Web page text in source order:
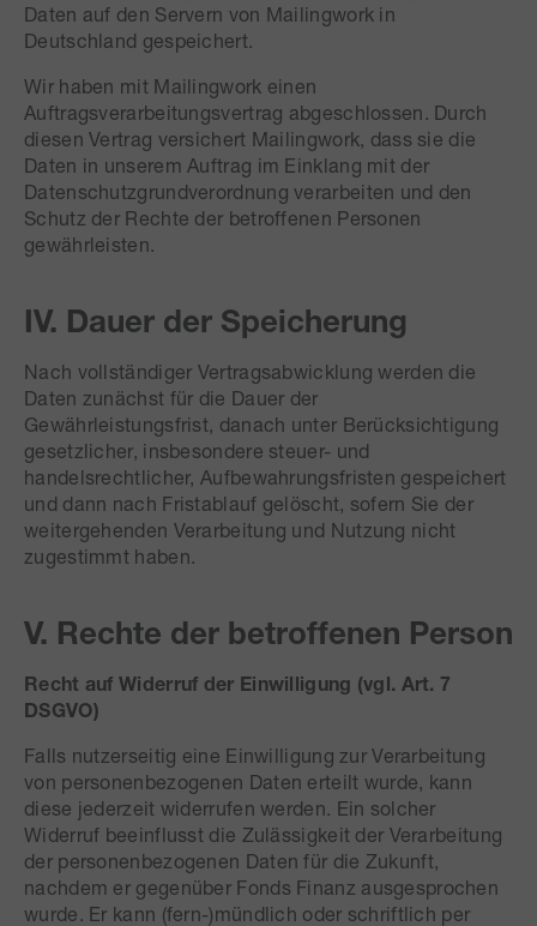
Daten auf den Servern von Mailingwork in
Deutschland gespeichert.
Wir haben mit Mailingwork einen
Auftragsverarbeitungsvertrag abgeschlossen. Durch
diesen Vertrag versichert Mailingwork, dass sie die
Daten in unserem Auftrag im Einklang mit der
Datenschutzgrundverordnung verarbeiten und den
Schutz der Rechte der betroffenen Personen
gewährleisten.
IV. Dauer der Speicherung
Nach vollständiger Vertragsabwicklung werden die
Daten zunächst für die Dauer der
Gewährleistungsfrist, danach unter Berücksichtigung
gesetzlicher, insbesondere steuer- und
handelsrechtlicher, Aufbewahrungsfristen gespeichert
und dann nach Fristablauf gelöscht, sofern Sie der
weitergehenden Verarbeitung und Nutzung nicht
zugestimmt haben.
V. Rechte der betroffenen Person
Recht auf Widerruf der Einwilligung (vgl. Art. 7
DSGVO)
Falls nutzerseitig eine Einwilligung zur Verarbeitung
von personenbezogenen Daten erteilt wurde, kann
diese jederzeit widerrufen werden. Ein solcher
Widerruf beeinflusst die Zulässigkeit der Verarbeitung
der personenbezogenen Daten für die Zukunft,
nachdem er gegenüber Fonds Finanz ausgesprochen
wurde. Er kann (fern-)mündlich oder schriftlich per